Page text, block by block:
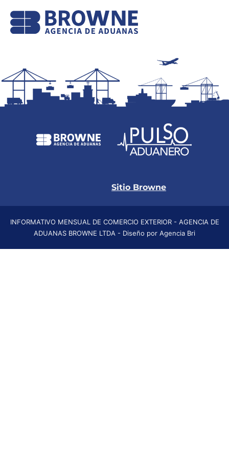
Sitio Browne
INFORMATIVO MENSUAL DE COMERCIO EXTERIOR - AGENCIA DE
ADUANAS BROWNE LTDA - Diseño por Agencia Bri